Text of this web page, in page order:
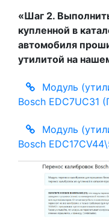
«Шаг 2.
купленной в
автомобиля
утилитой на
Модуль
Bosch EDC7UC31
Модуль
Bosch